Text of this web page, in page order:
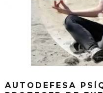
AUTODEFESA